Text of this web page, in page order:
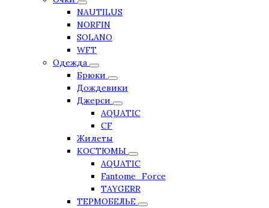
NAUTILUS
NORFIN
SOLANO
WFT
Одежда
Брюки
Дождевики
Джерси
AQUATIC
CF
Жилеты
КОСТЮМЫ
AQUATIC
Fantome_Force
TAYGERR
ТЕРМОБЕЛЬЕ